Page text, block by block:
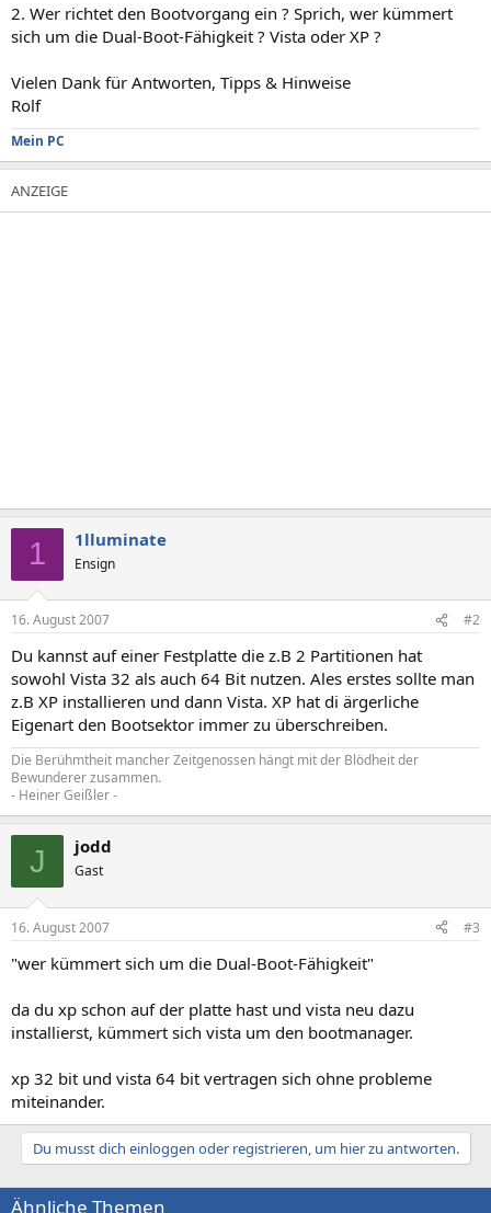
2. Wer richtet den Bootvorgang ein ? Sprich, wer kümmert
sich um die Dual-Boot-Fähigkeit ? Vista oder XP ?
Vielen Dank für Antworten, Tipps & Hinweise
Rolf
Mein PC
1 1lluminate
Ensign
16. August 2007 #2
Du kannst auf einer Festplatte die z.B 2 Partitionen hat
sowohl Vista 32 als auch 64 Bit nutzen. Ales erstes sollte man
z.B XP installieren und dann Vista. XP hat di ärgerliche
Eigenart den Bootsektor immer zu überschreiben.
Die Berühmtheit mancher Zeitgenossen hängt mit der Blödheit der
Bewunderer zusammen.
- Heiner Geißler -
J jodd
Gast
16. August 2007 #3
"wer kümmert sich um die Dual-Boot-Fähigkeit"
da du xp schon auf der platte hast und vista neu dazu
installierst, kümmert sich vista um den bootmanager.
xp 32 bit und vista 64 bit vertragen sich ohne probleme
miteinander.
Du musst dich einloggen oder registrieren, um hier zu antworten.
Ähnliche Themen